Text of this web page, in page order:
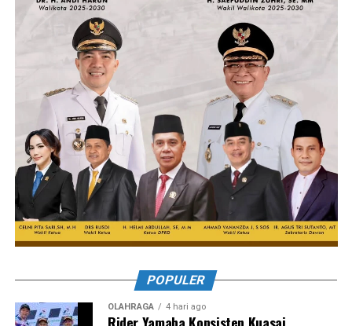
POPULER
OLAHRAGA 4 hari ago